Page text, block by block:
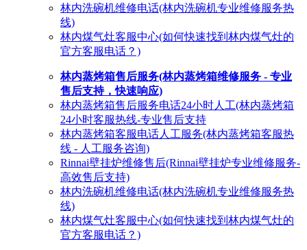
林内洗碗机维修电话(林内洗碗机专业维修服务热
线)
林内煤气灶客服中心(如何快速找到林内煤气灶的
官方客服电话？)
林内蒸烤箱售后服务(林内蒸烤箱维修服务 - 专业
售后支持，快速响应)
林内蒸烤箱售后服务电话24小时人工(林内蒸烤箱
24小时客服热线-专业售后支持
林内蒸烤箱客服电话人工服务(林内蒸烤箱客服热
线 - 人工服务咨询)
Rinnai壁挂炉维修售后(Rinnai壁挂炉专业维修服务-
高效售后支持)
林内洗碗机维修电话(林内洗碗机专业维修服务热
线)
林内煤气灶客服中心(如何快速找到林内煤气灶的
官方客服电话？)